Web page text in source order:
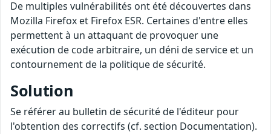
De multiples vulnérabilités ont été découvertes dans
Mozilla Firefox et Firefox ESR. Certaines d'entre elles
permettent à un attaquant de provoquer une
exécution de code arbitraire, un déni de service et un
contournement de la politique de sécurité.
Solution
Se référer au bulletin de sécurité de l'éditeur pour
l'obtention des correctifs (cf. section Documentation).